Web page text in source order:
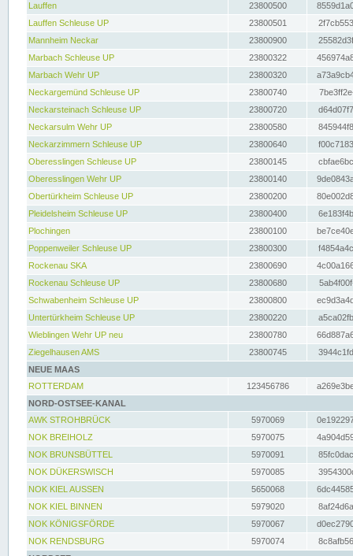
Lauffen
23800500
Lauffen Schleuse UP
23800501
Mannheim Neckar
23800900
Marbach Schleuse UP
23800322
Marbach Wehr UP
23800320
Neckargemünd Schleuse UP
23800740
Neckarsteinach Schleuse UP
23800720
Neckarsulm Wehr UP
23800580
Neckarzimmern Schleuse UP
23800640
Oberesslingen Schleuse UP
23800145
Oberesslingen Wehr UP
23800140
Obertürkheim Schleuse UP
23800200
Pleidelsheim Schleuse UP
23800400
Plochingen
23800100
Poppenweiler Schleuse UP
23800300
Rockenau SKA
23800690
Rockenau Schleuse UP
23800680
Schwabenheim Schleuse UP
23800800
Untertürkheim Schleuse UP
23800220
Wieblingen Wehr UP neu
23800780
Ziegelhausen AMS
23800745
NEUE MAAS
ROTTERDAM
123456786
NORD-OSTSEE-KANAL
AWK STROHBRÜCK
5970069
NOK BREIHOLZ
5970075
NOK BRUNSBÜTTEL
5970091
NOK DÜKERSWISCH
5970085
NOK KIEL AUSSEN
5650068
NOK KIEL BINNEN
5979020
NOK KÖNIGSFÖRDE
5970067
NOK RENDSBURG
5970074